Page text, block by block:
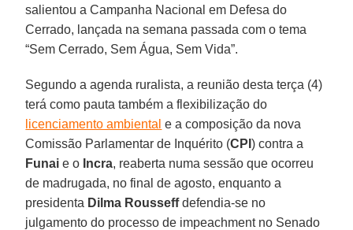
salientou a Campanha Nacional em Defesa do
Cerrado, lançada na semana passada com o tema
“Sem Cerrado, Sem Água, Sem Vida”.
Segundo a agenda ruralista, a reunião desta terça (4)
terá como pauta também a flexibilização do
licenciamento ambiental e a composição da nova
Comissão Parlamentar de Inquérito (CPI) contra a
Funai e o Incra, reaberta numa sessão que ocorreu
de madrugada, no final de agosto, enquanto a
presidenta Dilma Rousseffdefendia-se no
julgamento do processo de impeachment no Senado